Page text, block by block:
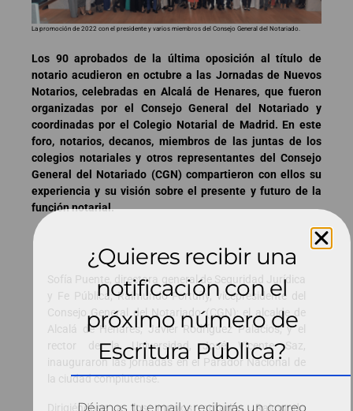
La promoción de 2022 con el presidente y varios miembros del Consejo General del Notariado.
Los 90 aprobados de la última oposición al título de
notario acudieron en octubre a las Jornadas de Nuevos
Notarios, celebradas en Alcalá de Henares, que fueron
organizadas por el Consejo General del Notariado y
coordinadas por el Colegio Notarial de Madrid. En este
foro, notarios, decanos, miembros de las juntas de los
colegios notariales y otros representantes del Consejo
General del Notariado (CGN) compartieron con ellos su
experiencia y su visión sobre el presente y futuro de la
función notarial.
Sofía Puente, directora general de Seguridad Jurídica
y Fe Pública; Raimundo Fortuñy, vicepresidente del
Consejo General del Notariado (CGN); el alcalde de
Alcalá de Henares, Javier Rodríguez Palacios; y el
rector de la Universidad, José Vicente Saz,
inauguraron las jornadas en el Parador Nacional de
la ciudad complutense.
Dirigiéndose a los nuevos notarios, Raimundo
¿Quieres recibir una
notificación con el
próximo número de
Escritura Pública?
Déjanos tu email y recibirás un correo